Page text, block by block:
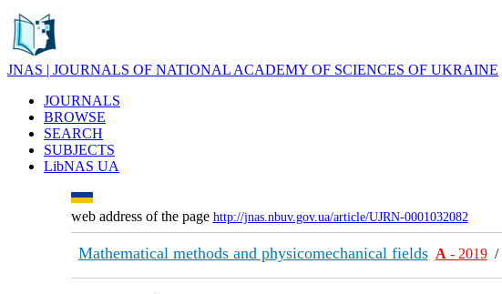
JNAS | JOURNALS OF NATIONAL ACADEMY OF SCIENCES OF UKRAINE
JOURNALS
BROWSE
SEARCH
SUBJECTS
LibNAS UA
web address of the page http://jnas.nbuv.gov.ua/article/UJRN-0001032082
Mathematical methods and physicomechanical fields А - 2019